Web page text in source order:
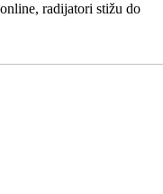
radijatori stižu do